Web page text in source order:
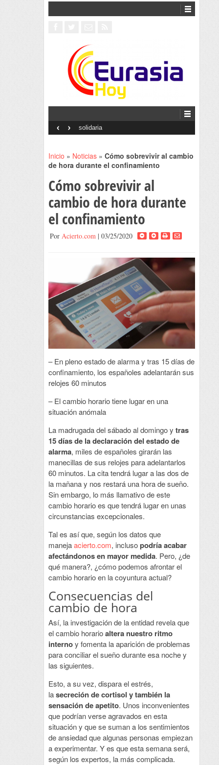
Interventionism estatal
‹ ›
Inicio » Noticias» Cómo sobrevivir al cambio
de hora durante el confinamiento
Cómo sobrevivir al
cambio de hora durante
el confinamiento
Por Acierto.com| 03/25/2020
– En pleno estado de alarma y tras 15 días de
confinamiento, los españoles adelantarán sus
relojes 60 minutos
– El cambio horario tiene lugar en una
situación anómala
La madrugada del sábado al domingo y tras
15 días de la declaración del estado de
alarma, miles de españoles girarán las
manecillas de sus relojes para adelantarlos
60 minutos. La cita tendrá lugar a las dos de
la mañana y nos restará una hora de sueño.
Sin embargo, lo más llamativo de este
cambio horario es que tendrá lugar en unas
circunstancias excepcionales.
Tal es así que, según los datos que
manejaacierto.com, inclusopodría acabar
afectándonos en mayor medida. Pero, ¿de
qué manera?, ¿cómo podemos afrontar el
cambio horario en la coyuntura actual?
Consecuencias del
cambio de hora
Así, la investigación de la entidad revela que
el cambio horarioaltera nuestro ritmo
internoy fomenta la aparición de problemas
para conciliar el sueño durante esa noche y
las siguientes.
Esto, a su vez, dispara el estrés,
lasecreción de cortisol y también la
sensación de apetito. Unos inconvenientes
que podrían verse agravados en esta
situación y que se suman a los sentimientos
de ansiedad que algunas personas empiezan
a experimentar. Y es que esta semana será,
según los expertos, la más complicada.